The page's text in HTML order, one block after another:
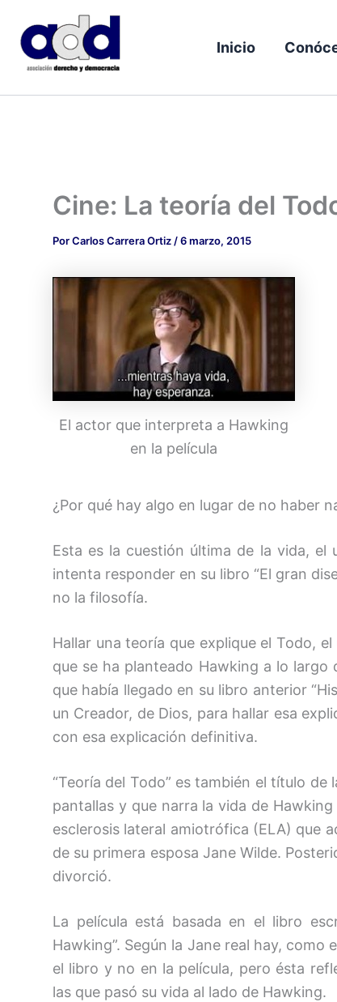
contenido
Inicio
Cine: La teoría del
PorCarlos Carrera Ortiz /6 marzo, 2015
El actor que interpreta a Hawking
en la película
¿Por qué hay algo en lugar de no haber
Esta es la cuestión última de la vida, el
intenta responder en su libro “El gran
no la filosofía.
Hallar una teoría que explique el Todo,
que se ha planteado Hawking a lo largo
que había llegado en su libro anterior
un Creador, de Dios, para hallar esa
con esa explicación definitiva.
“Teoría del Todo” es también el título
pantallas y que narra la vida de
esclerosis lateral amiotrófica (ELA) que
de su primera esposa Jane Wilde.
divorció.
La película está basada en el libro
Hawking”. Según la Jane real hay,
el libro y no en la película, pero ésta
las que pasó su vida al lado de Hawking.